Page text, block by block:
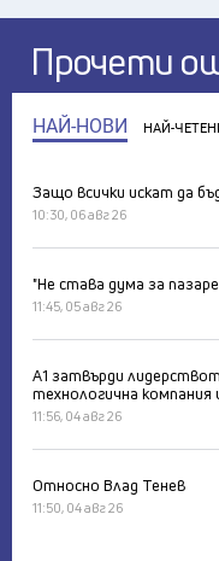
Прочети
НАЙ-НОВИ НАЙ-
Защо всички искат да
10:30, 06 авг 26
"Не става дума за
11:45, 05 авг 26
А1 затвърди
технологична
11:56, 04 авг 26
Относно Влад Тенев
11:50, 04 авг 26